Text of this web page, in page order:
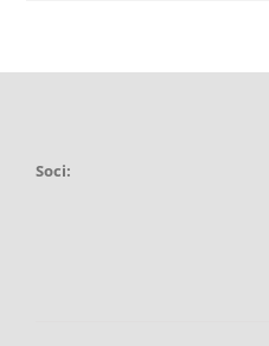
Soci: